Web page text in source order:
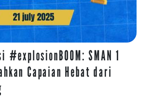
#explosionB00M: SMAN 1
Capaian Hebat dari